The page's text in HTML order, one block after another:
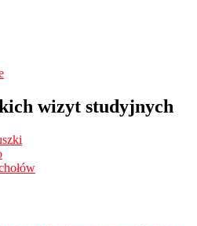
wizyt studyjnych